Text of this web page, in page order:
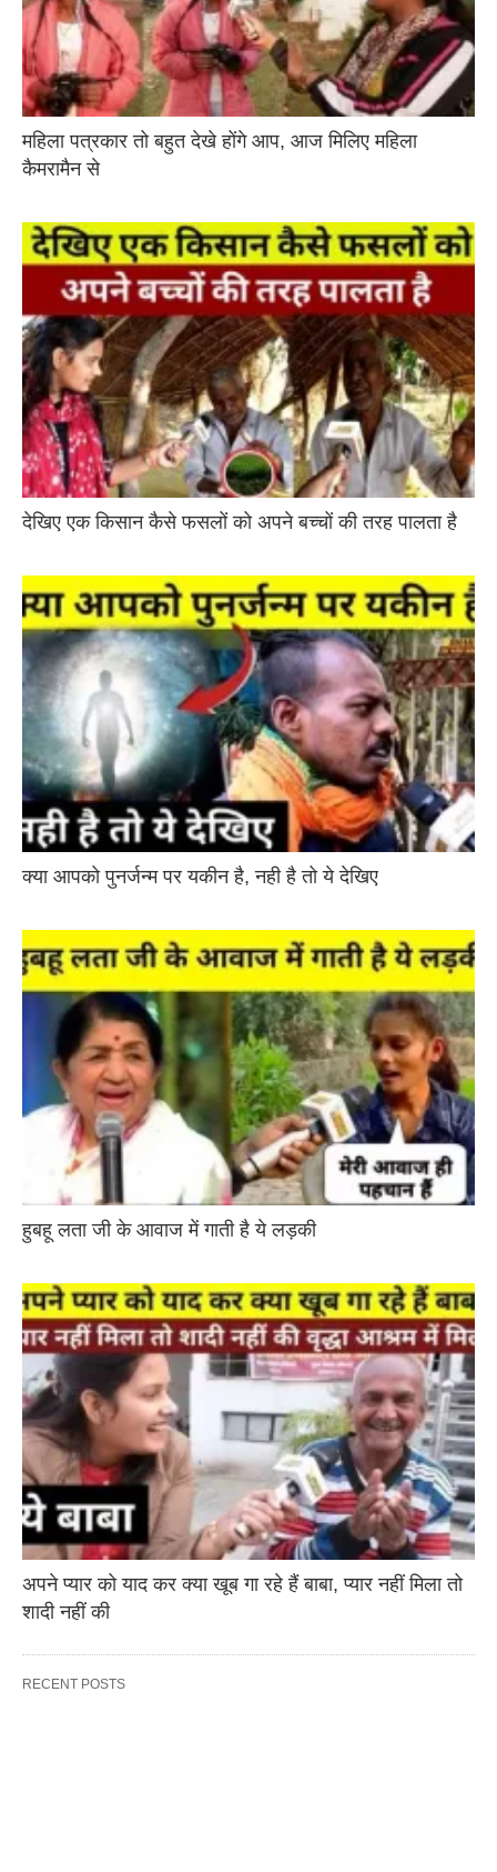
महिला पत्रकार तो बहुत देखे होंगे आप, आज मिलिए महिला
कैमरामैन से
देखिए एक किसान कैसे फसलों को अपने बच्चों की तरह पालता है
क्या आपको पुनर्जन्म पर यकीन है, नही है तो ये देखिए
हुबहू लता जी के आवाज में गाती है ये लड़की
अपने प्यार को याद कर क्या खूब गा रहे हैं बाबा, प्यार नहीं मिला तो
शादी नहीं की
RECENT POSTS